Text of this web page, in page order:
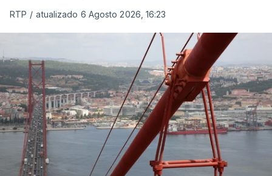
RTP / atualizado 6 Agosto 2026, 16:23